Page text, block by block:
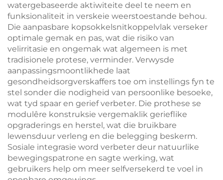
watergebaseerde aktiwiteite deel te neem en
funksionaliteit in verskeie weerstoestande behou.
Die aanpasbare kopsokkelsnitkoppelvlak verseker
optimale gemak en pas, wat die risiko van
velirritasie en ongemak wat algemeen is met
tradisionele protese, verminder. Verwysde
aanpassingsmoontlikhede laat
gesondheidsorgverskaffers toe om instellings fyn te
stel sonder die nodigheid van persoonlike besoeke,
wat tyd spaar en gerief verbeter. Die prothese se
modulêre konstruksie vergemaklik gerieflike
opgraderings en herstel, wat die bruikbare
lewensduur verleng en die belegging beskerm.
Sosiale integrasie word verbeter deur natuurlike
bewegingspatrone en sagte werking, wat
gebruikers help om meer selfversekerd te voel in